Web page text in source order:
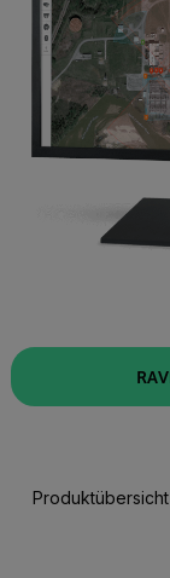
Produktübersicht